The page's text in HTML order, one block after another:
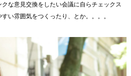
な意見交換をしたい会議に自らチェックス
い雰囲気をつくったり、とか。。。。